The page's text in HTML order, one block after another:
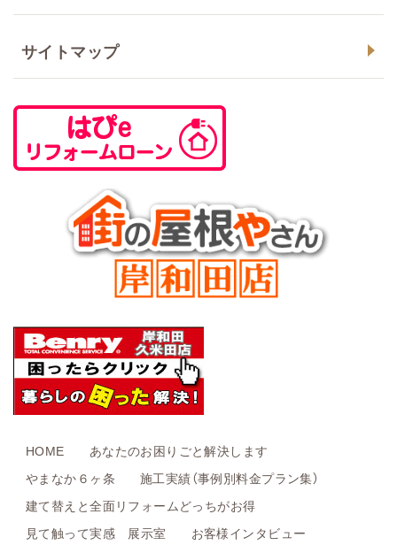
サイトマップ
HOME
あなたのお困りごと解決します
やまなか６ヶ条
施工実績（事例別料金プラン集）
建て替えと全面リフォームどっちがお得
見て触って実感 展示室
お客様インタビュー